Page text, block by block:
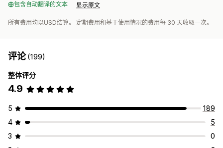
包含自动翻译的文本 显示原文
所有费用均以USD结算。 定期费用和基于使用情况的费用每 30 天收取一次。
评论(199)
整体评分
4.9
5
189
4
5
3
0